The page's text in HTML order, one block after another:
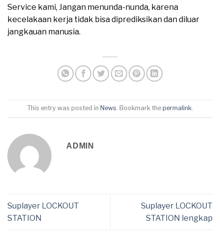
Service kami, Jangan menunda-nunda, karena
kecelakaan kerja tidak bisa diprediksikan dan diluar
jangkauan manusia.
This entry was posted in News. Bookmark the permalink.
ADMIN
Suplayer LOCKOUT
STATION
Suplayer LOCKOUT
STATION lengkap